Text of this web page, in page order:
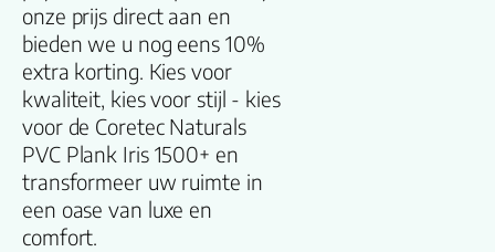
onze prijs direct aan en
bieden we u nog eens 10%
extra korting. Kies voor
kwaliteit, kies voor stijl - kies
voor de Coretec Naturals
PVC Plank Iris 1500+ en
transformeer uw ruimte in
een oase van luxe en
comfort.